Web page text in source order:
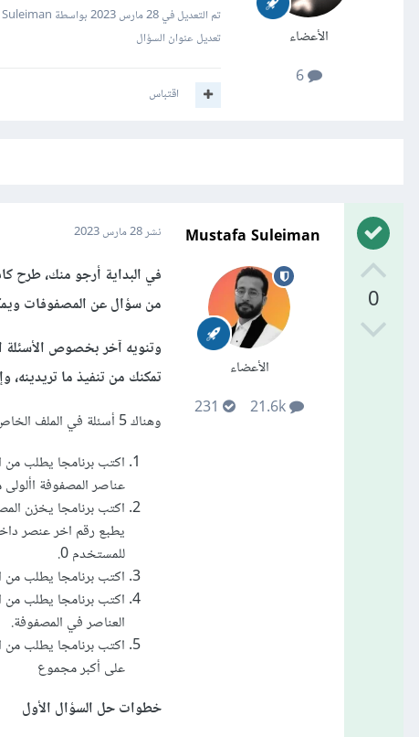
الأعضاء
6
تم التعديل في28 مارس 2023
بواسطة Mustafa Suleiman
تعديل عنوان السؤال
اقتباس
0
Mustafa Suleiman
الأعضاء
نشر28 مارس 2023
في البداية أرجو منك، طرح
من سؤال عن المصفوفات
وتنويه آخر بخصوص الأسئلة
تمكنك من تنفيذ ما
وهناك 5 أسئلة في الملف الخاص بك في المرفقات عن المصفوفات باستخدام
اكتب برنامجا يطلب
عناصر المصفوفة
يطبع رقم اخر عنصر
للمستخدم 0.
اكتب برنامجا يطلب
اكتب برنامجا يطلب
العناصر في المصفوفة.
اكتب برنامجا يطلب من
على أكبر مجموع
خطوات حل السؤال الأول